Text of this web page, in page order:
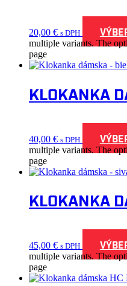
20,00 € s DPH
multiple variants. The
page
KLOKANKA
40,00 € s DPH
multiple variants. The
page
KLOKANKA
45,00 € s DPH
multiple variants. The
page